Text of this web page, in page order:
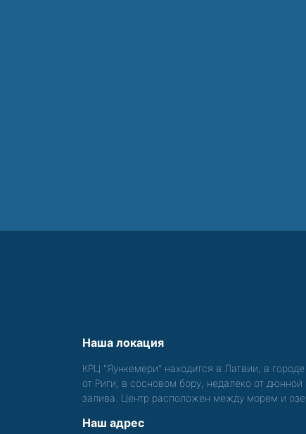
Наша локация
КРЦ "Яункемери" находится в Латвии, в
от Риги, в сосновом бору, недалеко от
залива. Центр расположен между морем и
Наш адрес